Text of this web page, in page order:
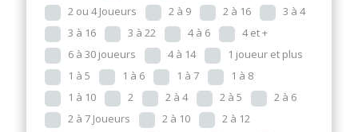
2 ou 4 Joueurs
2 à 9 2 à 16
3 à 4
3 à 16
3 à 22 4 à 6
4 et +
6 à 30 joueurs
4 à 14
1 joueur et plus
1 à 5
1 à 6 1 à 7
1 à 8
1 à 10
2 2 à 4 2 à 5
2 à 6
2 à 7 Joueurs
2 à 10
2 à 12